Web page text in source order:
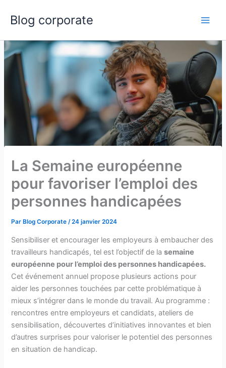
Blog corporate
La Semaine européenne
pour favoriser l’emploi des
personnes handicapées
Par Blog Corporate/24 janvier 2024
Sensibiliser et encourager les employeurs à embaucher des
travailleurs handicapés, tel est l’objectif de lasemaine
européenne pour l’emploi des personnes handicapées.
Cet événement annuel propose plusieurs actions pour
aider les personnes touchées par cette problématique à
mieux s’intégrer dans le monde du travail. Au programme :
rencontres entre employeurs et candidats, ateliers de
sensibilisation, découvertes d’initiatives innovantes et bien
d’autres surprises pour valoriser le potentiel des personnes
en situation de handicap.